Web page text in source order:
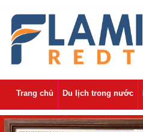
Trang chủ Du lịch trong nước